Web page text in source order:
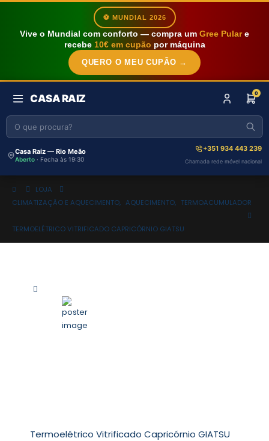
⚽ MUNDIAL 2026
Vive o Mundial com conforto — compra um Gree Pulare
recebe 10€ em cupão por máquina
QUERO O MEU CUPÃO →
CASA RAIZ 0
Casa Raiz — Rio Meão
Aberto · Fecha às 19:30
+351 934 443 239
Chamada rede móvel nacional
LOJA
CLIMATIZAÇÃO E AQUECIMENTO, AQUECIMENTO, TERMOACUMULADOR
TERMOELÉTRICO VITRIFICADO CAPRICÓRNIO GIATSU
Termoelétrico Vitrificado Capricórnio GIATSU